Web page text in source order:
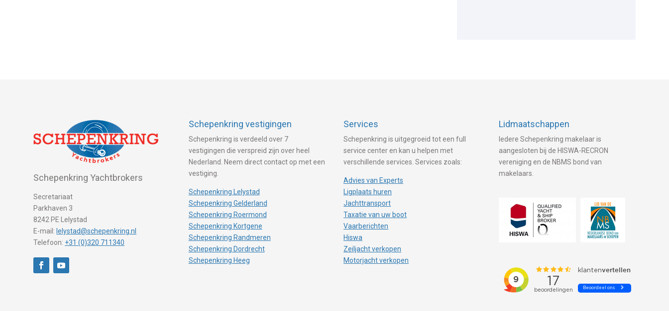
Schepenkring Yachtbrokers
Secretariaat
Parkhaven 3
8242 PE Lelystad
E-mail: lelystad@schepenkring.nl
Telefoon: +31 (0)320 711340
Schepenkring vestigingen
Schepenkring is verdeeld over 7
vestigingen die verspreid zijn over heel
Nederland. Neem direct contact op met een
vestiging.
Schepenkring Lelystad
Schepenkring Gelderland
Schepenkring Roermond
Schepenkring Kortgene
Schepenkring Randmeren
Schepenkring Dordrecht
Schepenkring Heeg
Services
Schepenkring is uitgegroeid tot een full
service center en kan u helpen met
verschillende services. Services zoals:
Advies van Experts
Ligplaats huren
Jachttransport
Taxatie van uw boot
Vaarberichten
Hiswa
Zeiljacht verkopen
Motorjacht verkopen
Lidmaatschappen
Iedere Schepenkring makelaar is
aangesloten bij de HISWA-RECRON
vereniging en de NBMS bond van
makelaars.